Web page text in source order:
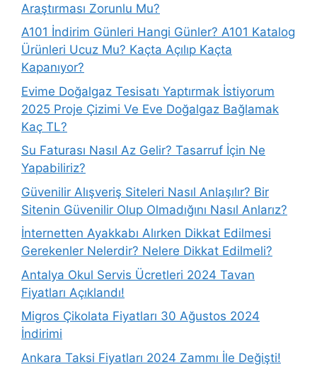
Araştırması Zorunlu Mu?
A101 İndirim Günleri Hangi Günler? A101 Katalog
Ürünleri Ucuz Mu? Kaçta Açılıp Kaçta
Kapanıyor?
Evime Doğalgaz Tesisatı Yaptırmak İstiyorum
2025 Proje Çizimi Ve Eve Doğalgaz Bağlamak
Kaç TL?
Su Faturası Nasıl Az Gelir? Tasarruf İçin Ne
Yapabiliriz?
Güvenilir Alışveriş Siteleri Nasıl Anlaşılır? Bir
Sitenin Güvenilir Olup Olmadığını Nasıl Anlarız?
İnternetten Ayakkabı Alırken Dikkat Edilmesi
Gerekenler Nelerdir? Nelere Dikkat Edilmeli?
Antalya Okul Servis Ücretleri 2024 Tavan
Fiyatları Açıklandı!
Migros Çikolata Fiyatları 30 Ağustos 2024
İndirimi
Ankara Taksi Fiyatları 2024 Zammı İle Değişti!